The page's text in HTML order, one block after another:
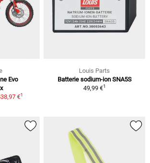
Evo
€1
Louis Parts
Batterie sodium-ion SNA5S
49,99 €1